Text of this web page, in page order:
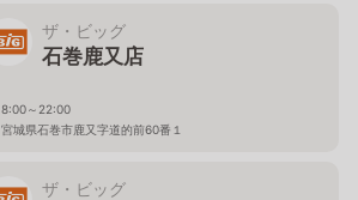
ザ・ビッグ
石巻鹿又店
8:00～22:00
宮城県石巻市鹿又字道的前60番１
ザ・ビッグ